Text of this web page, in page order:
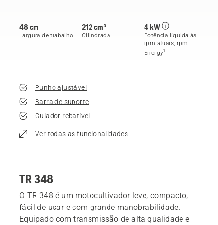
48 cm
Largura de trabalho
212 cm³
Cilindrada
4 kW
Potência líquida às
rpm atuais, rpm
Energy1
Punho ajustável
Barra de suporte
Guiador rebatível
Ver todas as funcionalidades
TR 348
O TR 348 é um motocultivador leve, compacto,
fácil de usar e com grande manobrabilidade.
Equipado com transmissão de alta qualidade e